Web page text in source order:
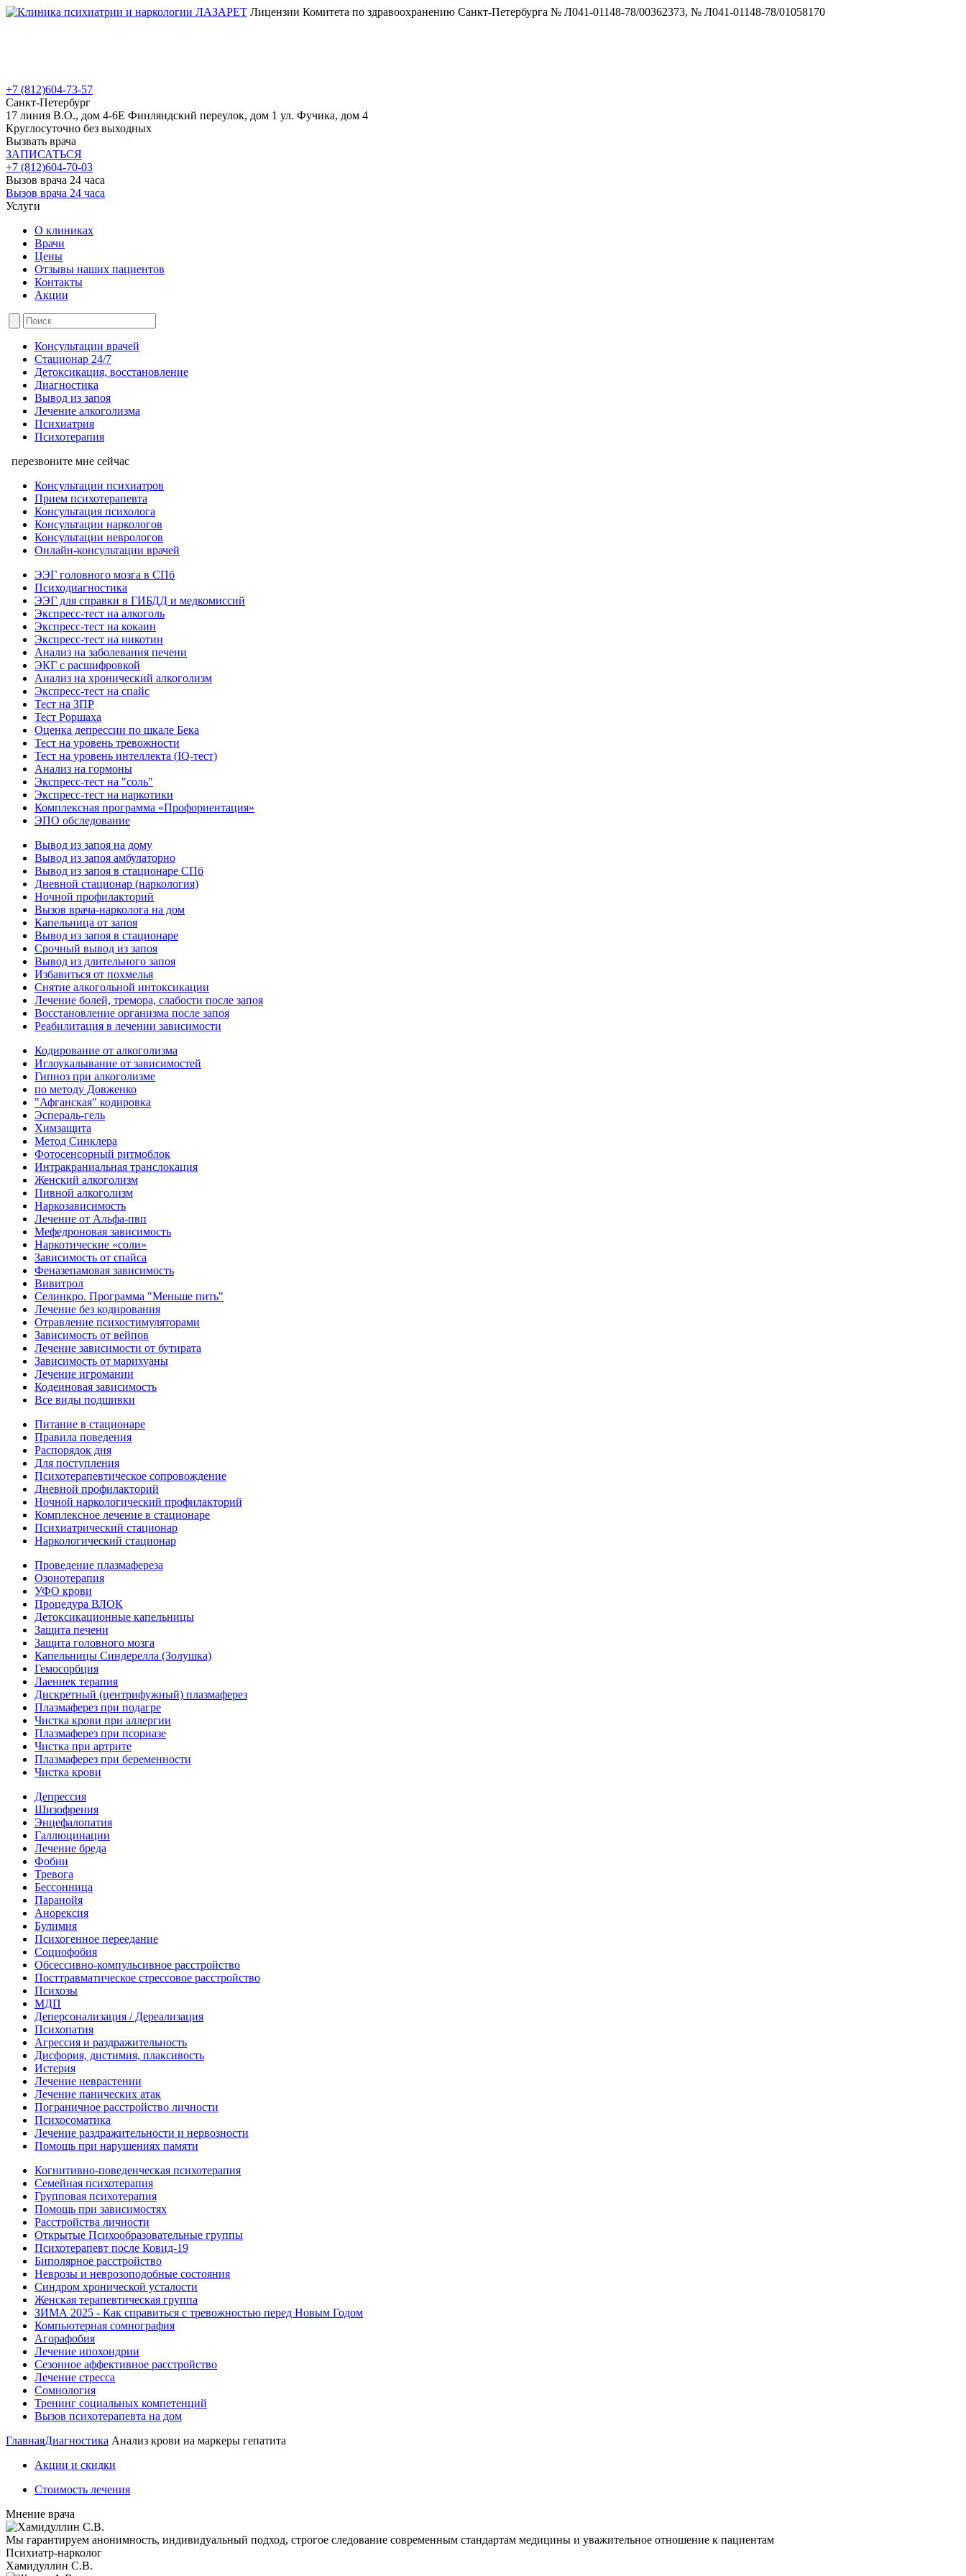
Лицензии Комитета по здравоохранению Санкт-Петербурга № Л041-01148-78/00362373, № Л041-01148-78/01058170
+7 (812)604-73-57
Санкт-Петербург
17 линия В.О., дом 4-6Е Финляндский переулок, дом 1 ул. Фучика, дом 4
Круглосуточно без выходных
Вызвать врача
ЗАПИСАТЬСЯ
+7 (812)604-70-03
Вызов врача 24 часа
Вызов врача 24 часа
Услуги
О клиниках
Врачи
Цены
Отзывы наших пациентов
Контакты
Акции
Консультации врачей
Стационар 24/7
Детоксикация, восстановление
Диагностика
Вывод из запоя
Лечение алкоголизма
Психиатрия
Психотерапия
перезвоните мне сейчас
Консультации психиатров
Прием психотерапевта
Консультация психолога
Консультации наркологов
Консультации неврологов
Онлайн-консультации врачей
ЭЭГ головного мозга в СПб
Психодиагностика
ЭЭГ для справки в ГИБДД и медкомиссий
Экспресс-тест на алкоголь
Экспресс-тест на кокаин
Экспресс-тест на никотин
Анализ на заболевания печени
ЭКГ с расшифровкой
Анализ на хронический алкоголизм
Экспресс-тест на спайс
Тест на ЗПР
Тест Роршаха
Оценка депрессии по шкале Бека
Тест на уровень тревожности
Тест на уровень интеллекта (IQ-тест)
Анализ на гормоны
Экспресс-тест на "соль"
Экспресс-тест на наркотики
Комплексная программа «Профориентация»
ЭПО обследование
Вывод из запоя на дому
Вывод из запоя амбулаторно
Вывод из запоя в стационаре СПб
Дневной стационар (наркология)
Ночной профилакторий
Вызов врача-нарколога на дом
Капельница от запоя
Вывод из запоя в стационаре
Срочный вывод из запоя
Вывод из длительного запоя
Избавиться от похмелья
Снятие алкогольной интоксикации
Лечение болей, тремора, слабости после запоя
Восстановление организма после запоя
Реабилитация в лечении зависимости
Кодирование от алкоголизма
Иглоукалывание от зависимостей
Гипноз при алкоголизме
по методу Довженко
"Афганская" кодировка
Эспераль-гель
Химзащита
Метод Синклера
Фотосенсорный ритмоблок
Интракраниальная транслокация
Женский алкоголизм
Пивной алкоголизм
Наркозависимость
Лечение от Альфа-пвп
Мефедроновая зависимость
Наркотические «соли»
Зависимость от спайса
Феназепамовая зависимость
Вивитрол
Селинкро. Программа "Меньше пить"
Лечение без кодирования
Отравление психостимуляторами
Зависимость от вейпов
Лечение зависимости от бутирата
Зависимость от марихуаны
Лечение игромании
Кодеиновая зависимость
Все виды подшивки
Питание в стационаре
Правила поведения
Распорядок дня
Для поступления
Психотерапевтическое сопровождение
Дневной профилакторий
Ночной наркологический профилакторий
Комплексное лечение в стационаре
Психиатрический стационар
Наркологический стационар
Проведение плазмафереза
Озонотерапия
УФО крови
Процедура ВЛОК
Детоксикационные капельницы
Защита печени
Защита головного мозга
Капельницы Синдерелла (Золушка)
Гемосорбция
Лаеннек терапия
Дискретный (центрифужный) плазмаферез
Плазмаферез при подагре
Чистка крови при аллергии
Плазмаферез при псориазе
Чистка при артрите
Плазмаферез при беременности
Чистка крови
Депрессия
Шизофрения
Энцефалопатия
Галлюцинации
Лечение бреда
Фобии
Тревога
Бессонница
Паранойя
Анорексия
Булимия
Психогенное переедание
Социофобия
Обсессивно-компульсивное расстройство
Посттравматическое стрессовое расстройство
Психозы
МДП
Деперсонализация / Дереализация
Психопатия
Агрессия и раздражительность
Дисфория, дистимия, плаксивость
Истерия
Лечение неврастении
Лечение панических атак
Пограничное расстройство личности
Психосоматика
Лечение раздражительности и нервозности
Помощь при нарушениях памяти
Когнитивно-поведенческая психотерапия
Семейная психотерапия
Групповая психотерапия
Помощь при зависимостях
Расстройства личности
Открытые Психообразовательные группы
Психотерапевт после Ковид-19
Биполярное расстройство
Неврозы и неврозоподобные состояния
Синдром хронической усталости
Женская терапевтическая группа
ЗИМА 2025 - Как справиться с тревожностью перед Новым Годом
Компьютерная сомнография
Агорафобия
Лечение ипохондрии
Сезонное аффективное расстройство
Лечение стресса
Сомнология
Тренинг социальных компетенций
Вызов психотерапевта на дом
ГлавнаяДиагностика Анализ крови на маркеры гепатита
Акции и скидки
Стоимость лечения
Мнение врача
Мы гарантируем анонимность, индивидуальный подход, строгое следование современным стандартам медицины и уважительное отношение к пациентам
Психиатр-нарколог
Хамидуллин С.В.